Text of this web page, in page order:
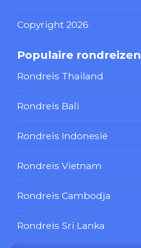
Copyright 2026
Populaire rondreizen
Rondreis Thailand
Rondreis Bali
Rondreis Indonesië
Rondreis Vietnam
Rondreis Cambodja
Rondreis Sri Lanka